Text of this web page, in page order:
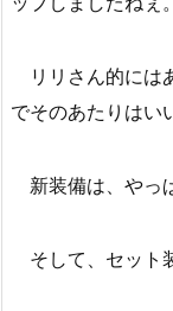
リリさん的には
でそのあたりはい
新装備は、やっ
そして、セット